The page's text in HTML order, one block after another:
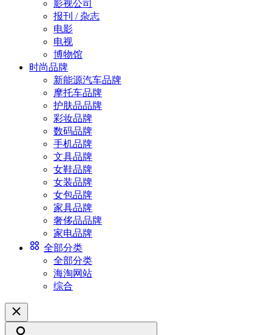
影视公司
报刊 / 杂志
电影
电视
博物馆
时尚品牌
新能源汽车品牌
摩托车品牌
护肤品品牌
彩妆品牌
数码品牌
手机品牌
文具品牌
女鞋品牌
女装品牌
女包品牌
家具品牌
奢侈品品牌
家电品牌
全部分类
全部分类
海淘网站
综合